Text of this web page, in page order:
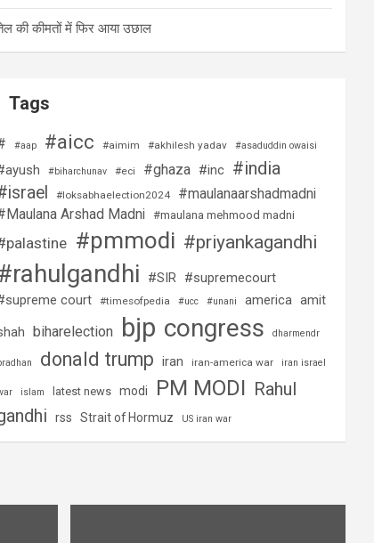
की कीमतों में फिर आया उछाल
Tags
#aap #aicc #aimim #akhilesh yadav #asaduddin owaisi
#biharchunav #eci #ghaza #inc #india
#loksabhaelection2024
#maulanaarshadmadni
Arshad Madni
#maulana mehmood madni
#pmmodi #priyankagandhi
#SIR #supremecourt
court
#timesofpedia #ucc #unani america amit
biharelection bjp congress dharmendr
donald trump iran iran-america war iran israel
islam latest news modi PM MODI Rahul
rss Strait of Hormuz US iran war